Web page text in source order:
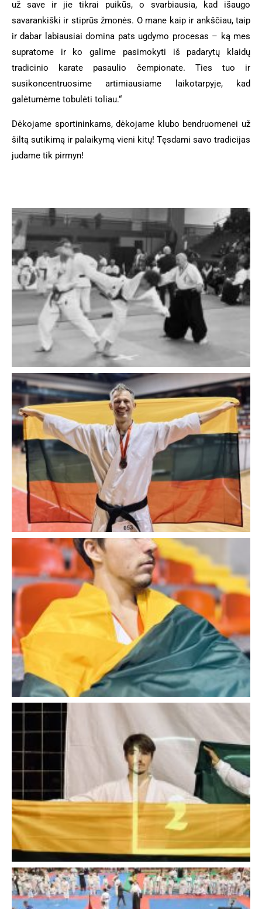
už save ir jie tikrai puikūs, o svarbiausia, kad išaugo
savarankiški ir stiprūs žmonės. O mane kaip ir ankščiau, taip
ir dabar labiausiai domina pats ugdymo procesas – ką mes
supratome ir ko galime pasimokyti iš padarytų klaidų
tradicinio karate pasaulio čempionate. Ties tuo ir
susikoncentruosime artimiausiame laikotarpyje, kad
galėtumėme tobulėti toliau.“
Dėkojame sportininkams, dėkojame klubo bendruomenei už
šiltą sutikimą ir palaikymą vieni kitų! Tęsdami savo tradicijas
judame tik pirmyn!